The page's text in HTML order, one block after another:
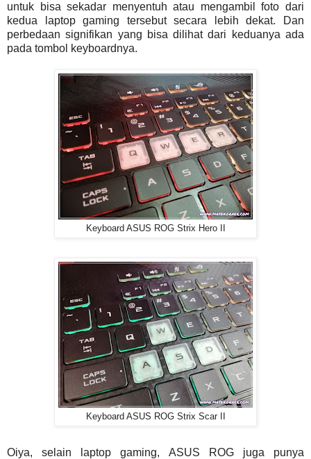
untuk bisa sekadar menyentuh atau mengambil foto dari
kedua laptop gaming tersebut secara lebih dekat. Dan
perbedaan signifikan yang bisa dilihat dari keduanya ada
pada tombol keyboardnya.
Keyboard ASUS ROG Strix Hero II
Keyboard ASUS ROG Strix Scar II
Oiya, selain laptop gaming, ASUS ROG juga punya